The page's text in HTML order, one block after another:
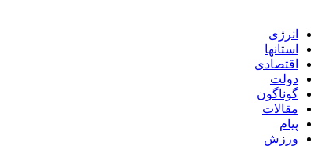
انرژی
استانها
اقتصادی
دولت
گوناگون
مقالات
پیام
ورزش